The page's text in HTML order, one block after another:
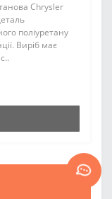
Chrysler
поліуретану
Виріб має